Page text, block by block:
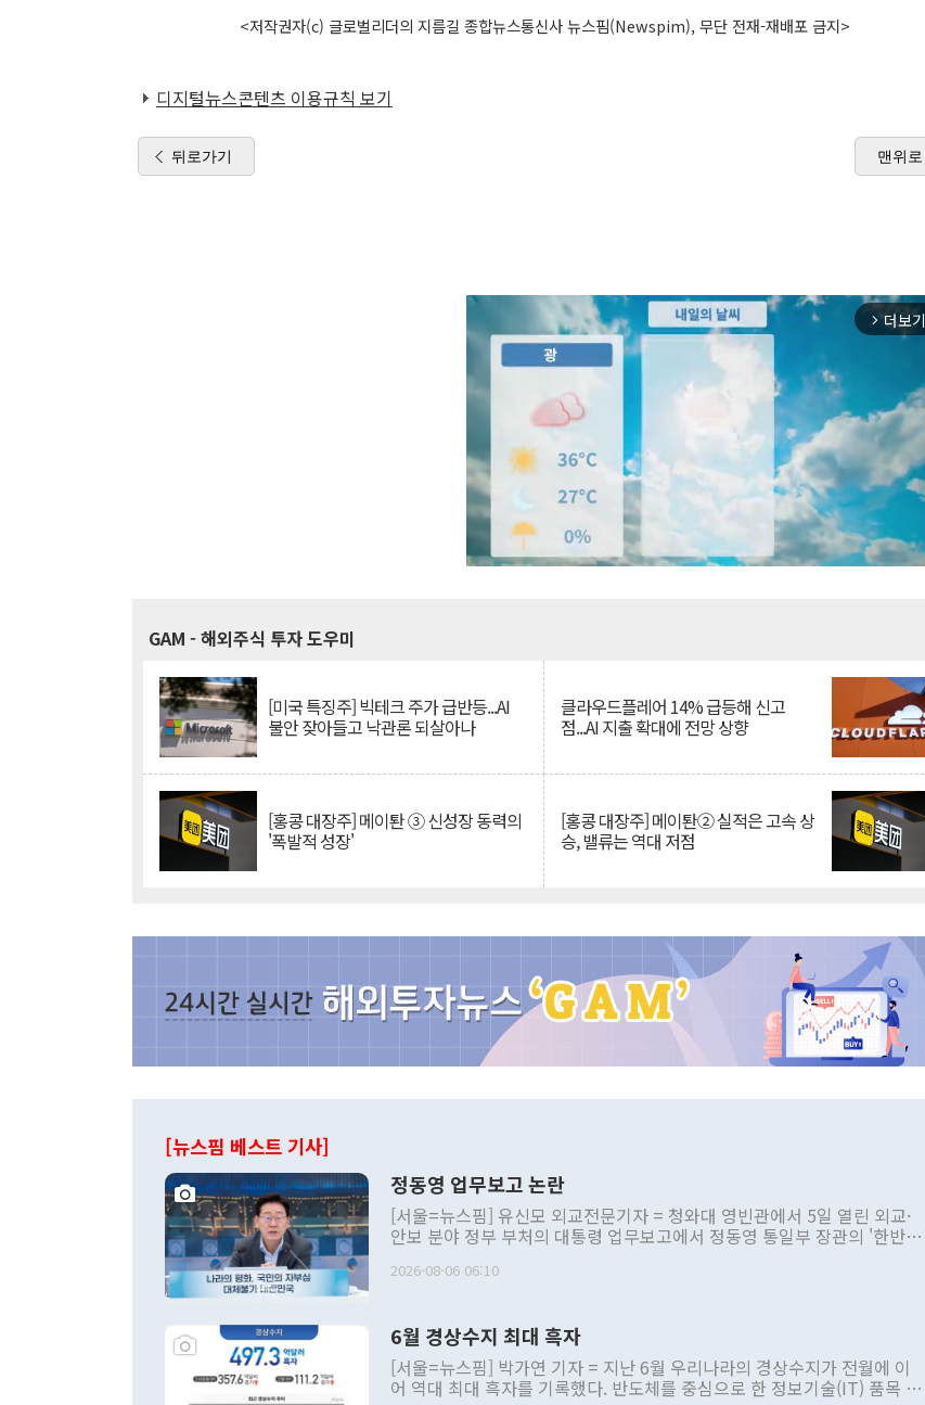
<저작권자(c) 글로벌리더의 지름길 종합뉴스통신사 뉴스핌(Newspim), 무단 전재-재배포 금지>
디지털뉴스콘텐츠 이용규칙 보기
뒤로가기 맨위로
arrow_forward_ios 더보기
GAM - 해외주식 투자 도우미
[미국 특징주] 빅테크 주가 급반등...AI
불안 잦아들고 낙관론 되살아나
클라우드플레어 14% 급등해 신고
점...AI 지출 확대에 전망 상향
[홍콩 대장주] 메이퇀 ③ 신성장 동력의
'폭발적 성장'
[홍콩 대장주] 메이퇀② 실적은 고속 상
승, 밸류는 역대 저점
[뉴스핌 베스트 기사]
정동영 업무보고 논란
[서울=뉴스핌] 유신모 외교전문기자 = 청와대 영빈관에서 5일 열린 외교·
안보 분야 정부 부처의 대통령 업무보고에서 정동영 통일부 장관의 '한반도
발언 중에는 정부 내 조율을 거치지 않은 사안을 정책으로 추진하겠다고 공
주의적 희망에 근거한 비현실적 구상'이라는 비판을 내놨다. 그동안 정 장
관의 대북 정책 관련 발언이 물의를 빚은 적은 여러 번 있지만 대통령과 유
관 부처 장관이 공개적으로 부정적 입장을 표명한 것은 이례적이다. 정 장
2026-08-06 06:10
6월 경상수지 최대 흑자
[서울=뉴스핌] 박가연 기자 = 지난 6월 우리나라의 경상수지가 전월에 이
어 역대 최대 흑자를 기록했다. 반도체를 중심으로 한 정보기술(IT) 품목 수